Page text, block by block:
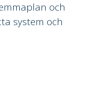
och
system och